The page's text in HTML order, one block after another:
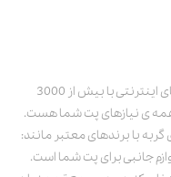
پت استور به عنوان یکی از قدیمی‌ترین پت شاپ های اینترنتی با بیش از 3000
همه ی نیازهای پت شما هست.
با برندهای معتبر مانند:
جانبی برای پت شما است.